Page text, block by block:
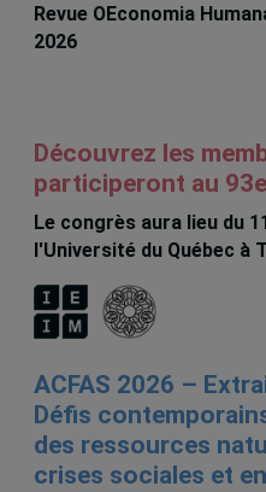
Revue OEconomia
2026
Découvrez les
participeront au
Le congrès aura lieu du
l'Université du Québec à
ACFAS 2026 –
Défis
des ressources
crises sociales et